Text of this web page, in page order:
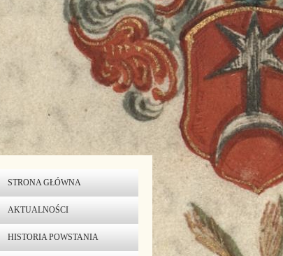
STRONA GŁÓWNA
AKTUALNOŚCI
HISTORIA POWSTANIA